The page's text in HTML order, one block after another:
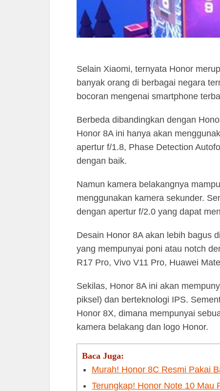
Selain Xiaomi, ternyata Honor
banyak orang di berbagai negara
bocoran mengenai smartphone
Berbeda dibandingkan dengan
Honor 8A ini hanya akan
apertur f/1.8, Phase Detection
dengan baik.
Namun kamera belakangnya
menggunakan kamera sekunder.
dengan apertur f/2.0 yang dapat
Desain Honor 8A akan lebih bagus
yang mempunyai poni atau notch
R17 Pro, Vivo V11 Pro, Huawei
Sekilas, Honor 8A ini akan
piksel) dan berteknologi IPS.
Honor 8X, dimana mempunyai
kamera belakang dan logo Honor.
Baca Juga:
Murah! Honor 8C Resmi Pakai
Terungkap! Honor Note 10 Mau